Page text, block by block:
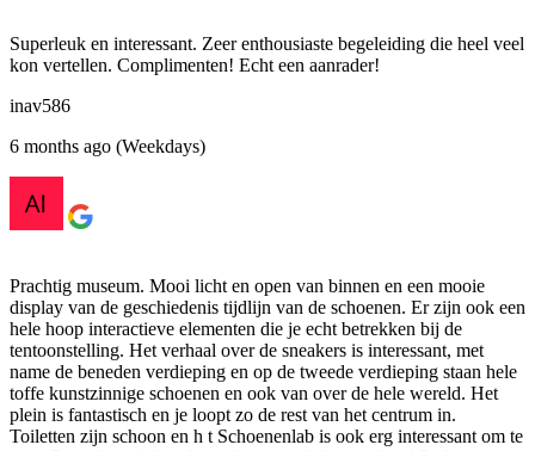
Superleuk en interessant. Zeer enthousiaste begeleiding die heel veel
kon vertellen. Complimenten! Echt een aanrader!
inav586
6 months ago (Weekdays)
Prachtig museum. Mooi licht en open van binnen en een mooie
display van de geschiedenis tijdlijn van de schoenen. Er zijn ook een
hele hoop interactieve elementen die je echt betrekken bij de
tentoonstelling. Het verhaal over de sneakers is interessant, met
name de beneden verdieping en op de tweede verdieping staan hele
toffe kunstzinnige schoenen en ook van over de hele wereld. Het
plein is fantastisch en je loopt zo de rest van het centrum in.
Toiletten zijn schoon en h t Schoenenlab is ook erg interessant om te